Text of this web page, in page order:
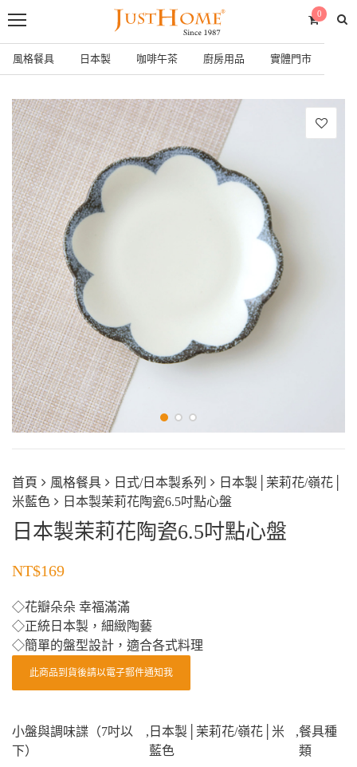
0
風格餐具 日本製 咖啡午茶 廚房用品 實體門市
首頁 風格餐具 日式/日本製系列
日本製│茉莉花/嶺花│
米藍色
日本製茉莉花陶瓷6.5吋點心盤
日本製茉莉花陶瓷6.5吋點心盤
NT$169
◇花瓣朵朵 幸福滿滿
◇正統日本製，細緻陶藝
◇簡單的盤型設計，適合各式料理
此商品到貨後請以電子郵件通知我
小盤與調味諜（7吋以
下）
, 日本製│茉莉花/嶺花│米
藍色
,餐具種
類